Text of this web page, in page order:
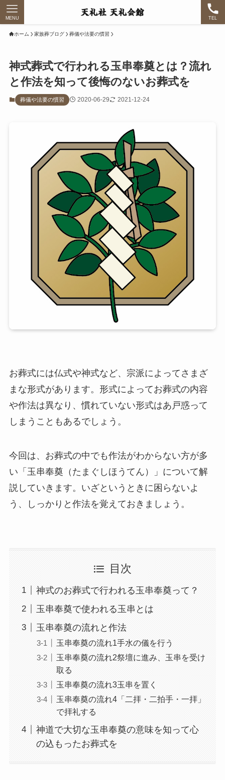
TEL
MENU
ホーム 家族葬ブログ 葬儀や法要の慣習
神式葬式で行われる玉串奉奠とは？流れ
と作法を知って後悔のないお葬式を
葬儀や法要の慣習 2020-06-29 2021-12-24
お葬式には仏式や神式など、宗派によってさまざ
まな形式があります。形式によってお葬式の内容
や作法は異なり、慣れていない形式はあ戸惑って
しまうこともあるでしょう。
今回は、お葬式の中でも作法がわからない方が多
い「玉串奉奠（たまぐしほうてん）」について解
説していきます。いざというときに困らないよ
う、しっかりと作法を覚えておきましょう。
目次
神式のお葬式で行われる玉串奉奠って？
玉串奉奠で使われる玉串とは
玉串奉奠の流れと作法
玉串奉奠の流れ1手水の儀を行う
玉串奉奠の流れ2祭壇に進み、玉串を受け
取る
玉串奉奠の流れ3玉串を置く
玉串奉奠の流れ4「二拝・二拍手・一拝」
で拝礼する
神道で大切な玉串奉奠の意味を知って心
の込もったお葬式を